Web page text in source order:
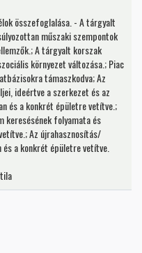
összefoglalása. - A tárgyalt
műszaki szempontok
A tárgyalt korszak
környezet változása.; Piac
támaszkodva; Az
ideértve a szerkezet és az
és a konkrét épületre vetítve.;
keresésének folyamata és
Az újrahasznosítás/
a konkrét épületre vetítve.